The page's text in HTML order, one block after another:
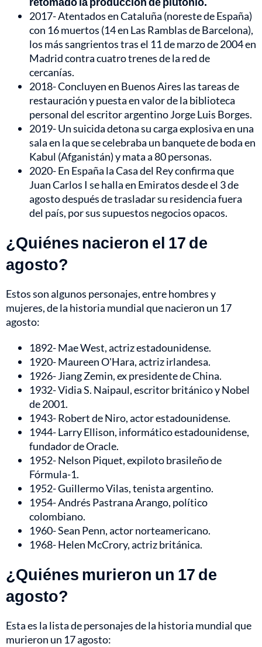
2017- Atentados en Cataluña (noreste de España)
con 16 muertos (14 en Las Ramblas de Barcelona),
los más sangrientos tras el 11 de marzo de 2004 en
Madrid contra cuatro trenes de la red de
cercanías.
2018- Concluyen en Buenos Aires las tareas de
restauración y puesta en valor de la biblioteca
personal del escritor argentino Jorge Luis Borges.
2019- Un suicida detona su carga explosiva en una
sala en la que se celebraba un banquete de boda en
Kabul (Afganistán) y mata a 80 personas.
2020- En España la Casa del Rey confirma que
Juan Carlos I se halla en Emiratos desde el 3 de
agosto después de trasladar su residencia fuera
del país, por sus supuestos negocios opacos.
¿Quiénes nacieron el 17 de
agosto?
Estos son algunos personajes, entre hombres y
mujeres, de la historia mundial que nacieron un 17
agosto:
1892- Mae West, actriz estadounidense.
1920- Maureen O'Hara, actriz irlandesa.
1926- Jiang Zemin, ex presidente de China.
1932- Vidia S. Naipaul, escritor británico y Nobel
de 2001.
1943- Robert de Niro, actor estadounidense.
1944- Larry Ellison, informático estadounidense,
fundador de Oracle.
1952- Nelson Piquet, expiloto brasileño de
Fórmula-1.
1952- Guillermo Vilas, tenista argentino.
1954- Andrés Pastrana Arango, político
colombiano.
1960- Sean Penn, actor norteamericano.
1968- Helen McCrory, actriz británica.
¿Quiénes murieron un 17 de
agosto?
Esta es la lista de personajes de la historia mundial que
murieron un 17 agosto: